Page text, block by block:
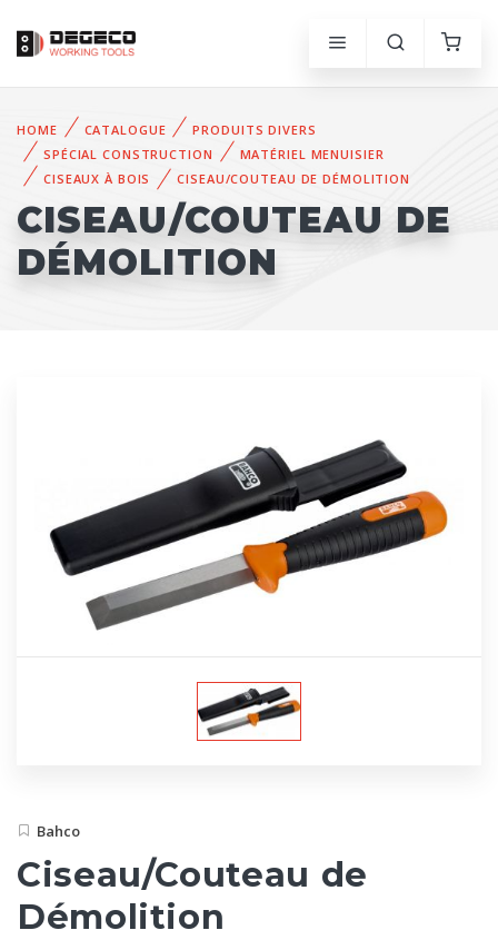
HOME CATALOGUE
PRODUITS DIVERS
SPÉCIAL CONSTRUCTION
MATÉRIEL MENUISIER
CISEAUX À BOIS
CISEAU/COUTEAU DE DÉMOLITION
CISEAU/COUTEAU DE
DÉMOLITION
Bahco
Ciseau/Couteau de
Démolition